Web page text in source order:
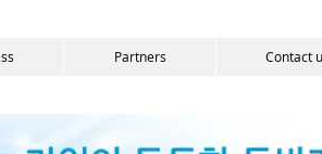
Partners Contact